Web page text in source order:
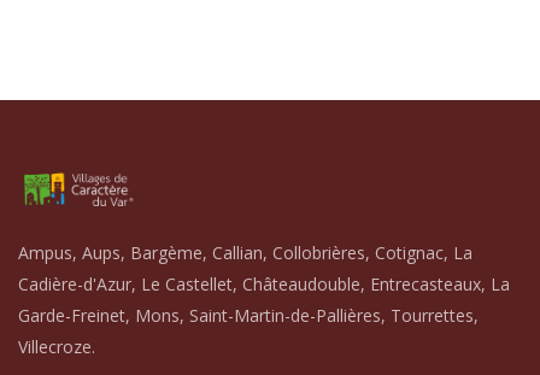
Ampus, Aups, Bargème, Callian, Collobrières, Cotignac, La
Cadière-d'Azur, Le Castellet, Châteaudouble, Entrecasteaux, La
Garde-Freinet, Mons, Saint-Martin-de-Pallières, Tourrettes,
Villecroze.